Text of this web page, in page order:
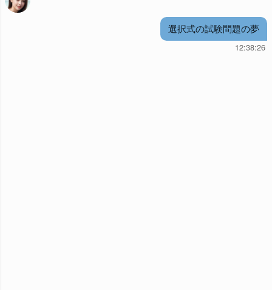
選択式の試験問題の夢
12:38:26